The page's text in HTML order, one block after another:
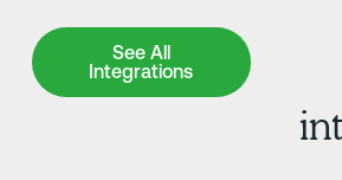
See All
Integrations
See All Integrations